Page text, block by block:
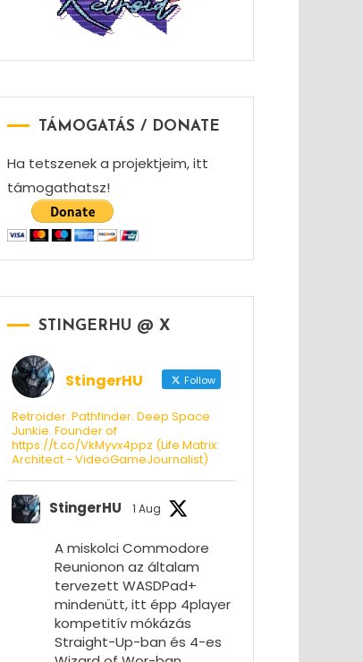
TÁMOGATÁS / DONATE
Ha tetszenek a projektjeim, itt
támogathatsz!
STINGERHU @ X
StingerHU Follow
Retroider. Pathfinder. Deep Space
Junkie. Founder of
https://t.co/VkMyvx4ppz (Life Matrix:
Architect - VideoGameJournalist)
StingerHU 1 Aug
A miskolci Commodore
Reunionon az általam
tervezett WASDPad+
mindenütt, itt épp 4player
kompetitív mókázás
Straight-Up-ban és 4-es